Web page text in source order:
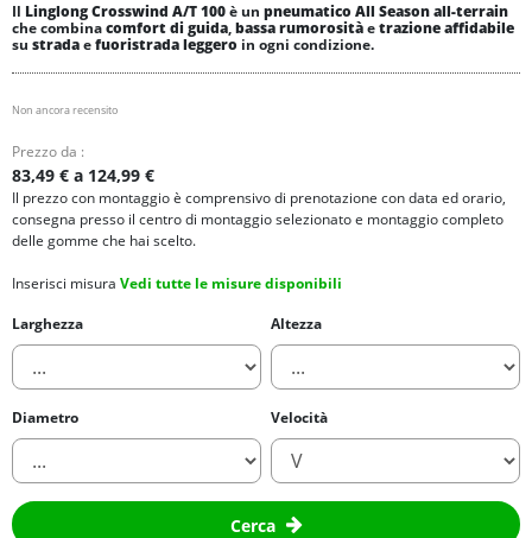
Il Linglong Crosswind A/T 100è un pneumatico All Seasonall-terrain
che combinacomfort di guida,bassa rumorositàetrazione affidabile
su stradaefuoristrada leggero in ogni condizione.
Non ancora recensito
Prezzo da :
83,49 € a 124,99 €
Il prezzo con montaggio è comprensivo di prenotazione con data ed orario,
consegna presso il centro di montaggio selezionato e montaggio completo
delle gomme che hai scelto.
Inserisci misura Vedi tutte le misure disponibili
Larghezza
Altezza
Diametro Velocità
Cerca